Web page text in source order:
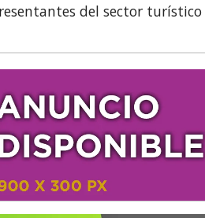
del sector turístico